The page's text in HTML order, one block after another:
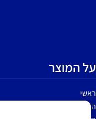
על המוצר
ראשי
הכירו את המוצר